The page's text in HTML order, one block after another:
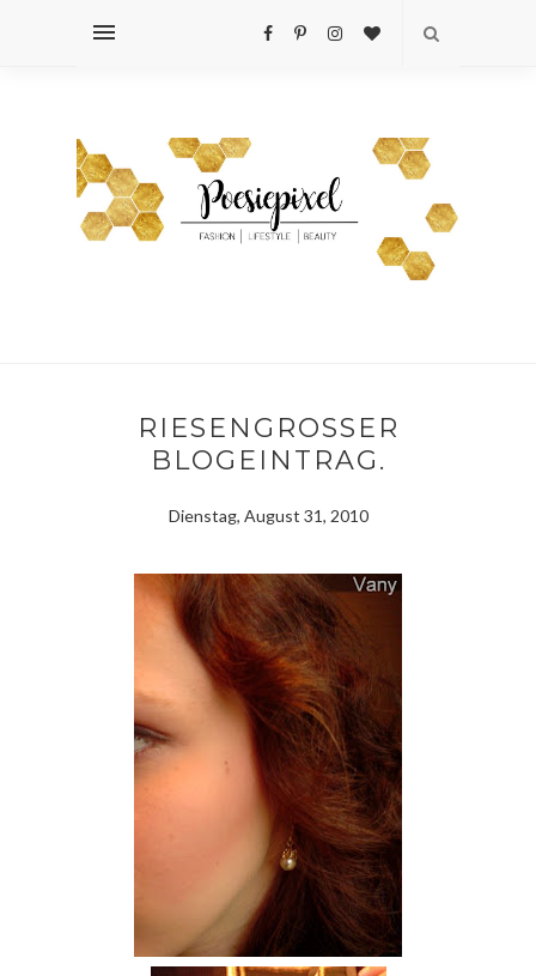
RIESENGROSSER B
LOGEINTRAG.
Dienstag, August 31, 2010